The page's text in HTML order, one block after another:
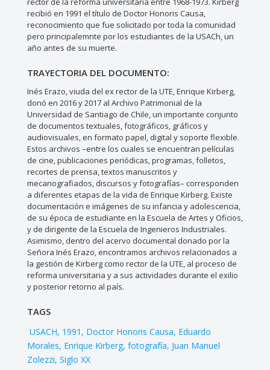
recibió en 1991 el título de Doctor Honoris Causa,
reconocimiento que fue solicitado por toda la comunidad
pero principalemnte por los estudiantes de la USACh, un
año antes de su muerte.
TRAYECTORIA DEL DOCUMENTO:
Inés Erazo, viuda del ex rector de la UTE, Enrique Kirberg,
donó en 2016 y 2017 al Archivo Patrimonial de la
Universidad de Santiago de Chile, un importante conjunto
de documentos textuales, fotográficos, gráficos y
audiovisuales, en formato papel, digital y soporte flexible.
Estos archivos –entre los cuales se encuentran películas
de cine, publicaciones periódicas, programas, folletos,
recortes de prensa, textos manuscritos y
mecanografiados, discursos y fotografías– corresponden
a diferentes etapas de la vida de Enrique Kirberg. Existe
documentación e imágenes de su infancia y adolescencia,
de su época de estudiante en la Escuela de Artes y Oficios,
y de dirigente de la Escuela de Ingenieros Industriales.
Asimismo, dentro del acervo documental donado por la
Señora Inés Erazo, encontramos archivos relacionados a
la gestión de Kirberg como rector de la UTE, al proceso de
reforma universitaria y a sus actividades durante el exilio
y posterior retorno al país.
TAGS
USACH 1991 Doctor Honoris Causa Eduardo
Morales Enrique Kirberg fotografía Juan Manuel
Zolezzi Siglo XX